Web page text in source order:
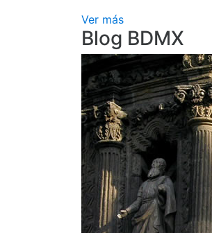
Ver más
Blog BDMX